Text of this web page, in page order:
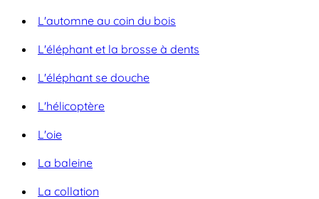
L'automne au coin du bois
L'éléphant et la brosse à dents
L'éléphant se douche
L'hélicoptère
L'oie
La baleine
La collation